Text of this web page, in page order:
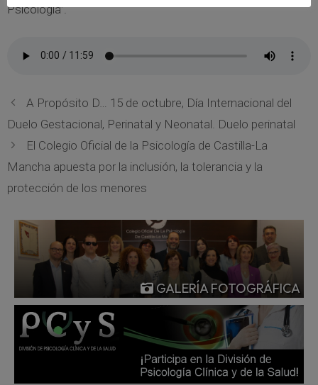
Psicología”.
A Propósito D… 15 de octubre, Día Internacional del
Duelo Gestacional, Perinatal y Neonatal. Duelo perinatal
El Colegio Oficial de la Psicología de Castilla-La
Mancha apuesta por la inclusión, la tolerancia y la
protección de los menores
GALERÍA FOTOGRÁFICA